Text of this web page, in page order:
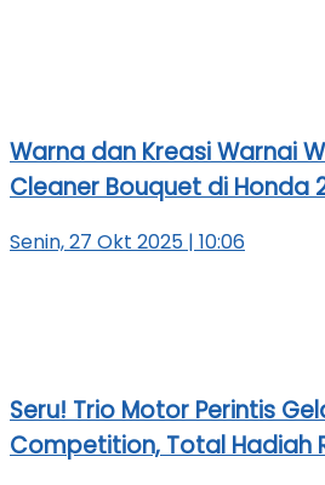
Warna dan Kreasi Warnai
Cleaner Bouquet di Honda
Senin, 27 Okt 2025 | 10:06
Seru! Trio Motor Perintis
Competition, Total Hadiah